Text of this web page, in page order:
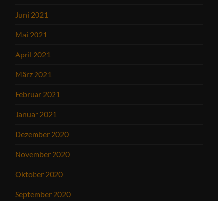
Juni 2021
Mai 2021
April 2021
März 2021
Februar 2021
Januar 2021
Dezember 2020
November 2020
Oktober 2020
September 2020